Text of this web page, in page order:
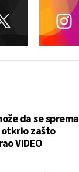
da se sprema
zašto
VIDEO